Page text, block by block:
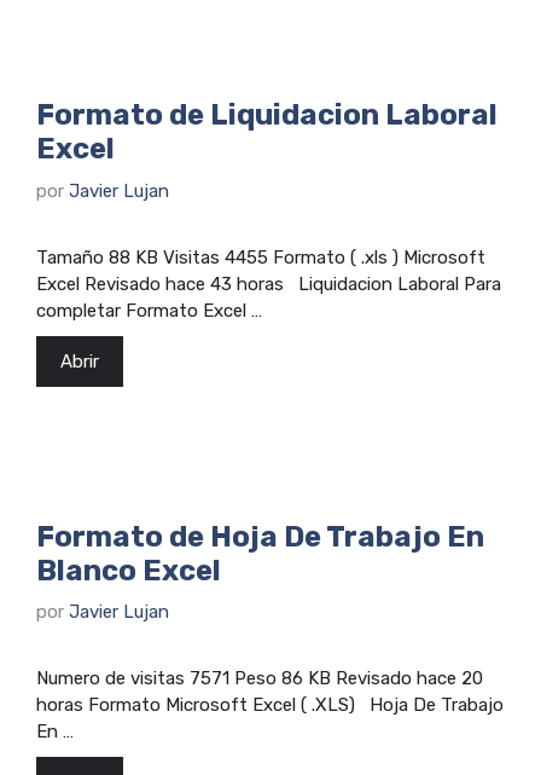
Formato de Liquidacion Laboral
Excel
por Javier Lujan
Tamaño 88 KB Visitas 4455 Formato ( .xls ) Microsoft
Excel Revisado hace 43 horas Liquidacion Laboral Para
completar Formato Excel …
Abrir
Formato de Hoja De Trabajo En
Blanco Excel
por Javier Lujan
Numero de visitas 7571 Peso 86 KB Revisado hace 20
horas Formato Microsoft Excel ( .XLS) Hoja De Trabajo
En …